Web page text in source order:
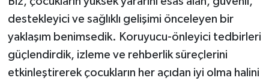
destekleyici ve sağlıklı gelişimi önceleyen bir
yaklaşım benimsedik. Koruyucu-önleyici tedbirleri
güçlendirdik, izleme ve rehberlik süreçlerini
etkinleştirerek çocukların her açıdan iyi olma halini